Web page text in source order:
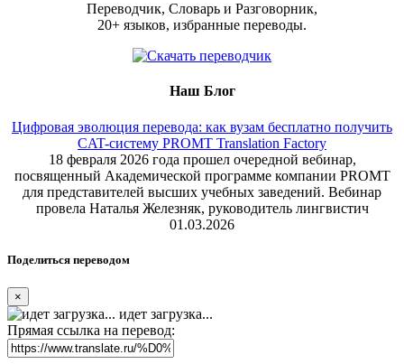
Переводчик, Словарь и Разговорник,
20+ языков, избранные переводы.
Наш Блог
Цифровая эволюция перевода: как вузам бесплатно получить
CAT-систему PROMT Translation Factory
18 февраля 2026 года прошел очередной вебинар,
посвященный Академической программе компании PROMT
для представителей высших учебных заведений. Вебинар
провела Наталья Железняк, руководитель лингвистич
01.03.2026
Поделиться переводом
×
идет загрузка...
Прямая ссылка на перевод: